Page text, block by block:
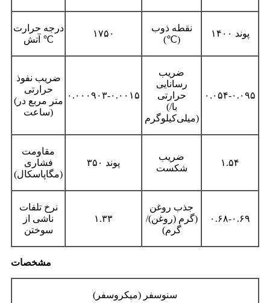
درجه حرارت
آتش ℃
۱۷۵۰
نقطه ذوب
(℃)
۱۴۰۰ پوند
ضریب نفوذ
حرارتی
(متر مربع در
ساعت)
۰.۰۰۰۹۰۳-۰.۰۰۱۵
ضریب
رسانایی
حرارتی
(با/
میلی‌کیلوگرم)
۰.۰۵۴-۰.۰۹۵
مقاومت
فشاری
(مگاپاسکال)
۳۵۰ پوند
ضریب
شکست
۱.۵۴
نرخ تلفات
ناشی از
سوختن
۱.۳۳
جذب روغن
(گرم (روغن)/
گرم)
۰.۶۸-۰.۶۹
مشخصات
سنوسفر (میکروسفر)